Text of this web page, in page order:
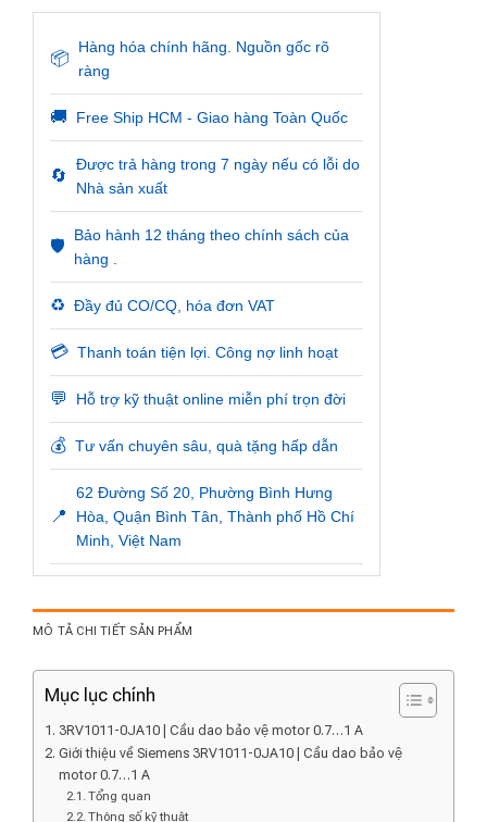
📦
Hàng hóa chính hãng. Nguồn gốc rõ
ràng
🚚 Free Ship HCM - Giao hàng Toàn Quốc
🔄
Được trả hàng trong 7 ngày nếu có lỗi do
Nhà sản xuất
🛡️
Bảo hành 12 tháng theo chính sách của
hàng .
♻️ Đầy đủ CO/CQ, hóa đơn VAT
💳 Thanh toán tiện lợi. Công nợ linh hoạt
💬 Hỗ trợ kỹ thuật online miễn phí trọn đời
💰 Tư vấn chuyên sâu, quà tặng hấp dẫn
📍
62 Đường Số 20, Phường Bình Hưng
Hòa, Quận Bình Tân, Thành phố Hồ Chí
Minh, Việt Nam
MÔ TẢ CHI TIẾT SẢN PHẨM
Mục lục chính
3RV1011-0JA10 | Cầu dao bảo vệ motor 0.7…1 A
Giới thiệu về Siemens 3RV1011-0JA10 | Cầu dao bảo vệ
motor 0.7…1 A
Tổng quan
Thông số kỹ thuật